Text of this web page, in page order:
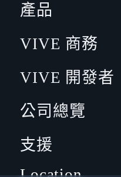
產品
VIVE 商務
VIVE 開發者
公司總覽
支援